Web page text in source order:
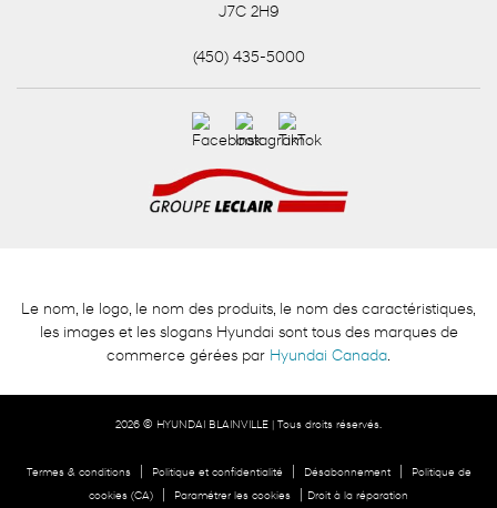
J7C 2H9
(450) 435-5000
Hyundai Canada
2026 © HYUNDAI BLAINVILLE | Tous droits réservés.